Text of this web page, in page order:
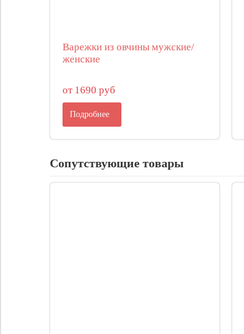
Варежки из овчины мужские/
женские
от 1690 руб
Подробнее
Сопутствующие товары